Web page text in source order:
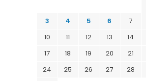
3
4 5 6 7
10
11 12 13 14
17
18 19 20 21
24
25 26 27 28